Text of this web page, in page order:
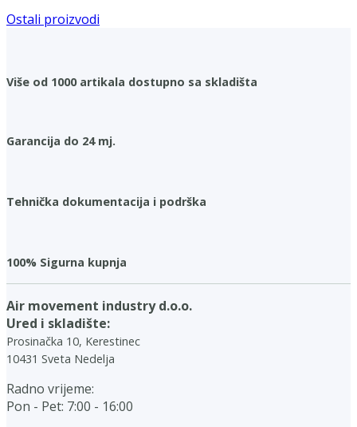
Ostali proizvodi
Više od 1000 artikala dostupno sa skladišta
Garancija do 24 mj.
Tehnička dokumentacija i podrška
100% Sigurna kupnja
Air movement industry d.o.o.
Ured i skladište:
Prosinačka 10, Kerestinec
10431 Sveta Nedelja
Radno vrijeme:
Pon - Pet: 7:00 - 16:00